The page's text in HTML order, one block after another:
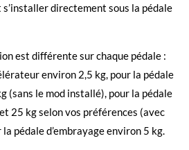
directement sous la pédale
est différente sur chaque pédale :
environ 2,5 kg, pour la pédale
(sans le mod installé), pour la pédale
25 kg selon vos préférences (avec
pédale d’embrayage environ 5 kg.